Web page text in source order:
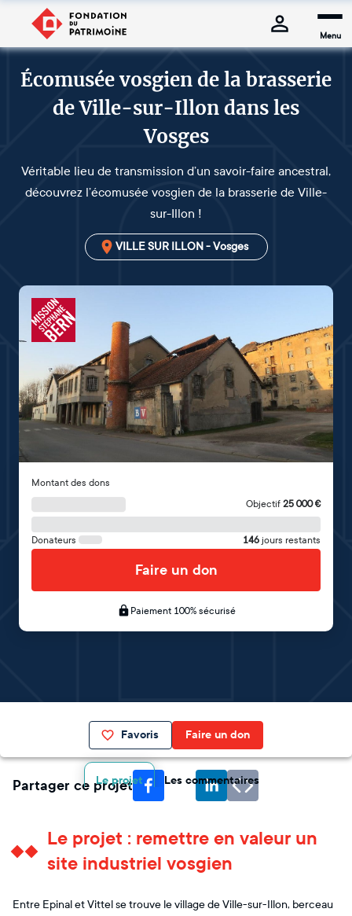
Menu
Écomusée vosgien de la brasserie
de Ville-sur-Illon dans les
Vosges
Véritable lieu de transmission d’un savoir-faire ancestral,
découvrez l’écomusée vosgien de la brasserie de Ville-
sur-Illon !
VILLE SUR ILLON - Vosges
Montant des dons
Objectif 25 000€
Donateurs 146 jours restants
Faire un don
Paiement 100% sécurisé
Favoris Faire un don
Le projet Les commentaires
Partager ce projet
Le projet : remettre en valeur un
site industriel vosgien
Entre Epinal et Vittel se trouve le village de Ville-sur-Illon, berceau